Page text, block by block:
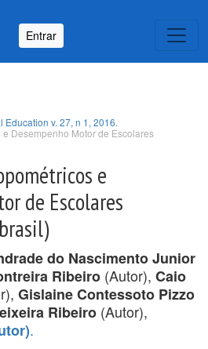
Entrar
Education v. 27, n 1, 2016.
Desempenho Motor de Escolares
e
de Escolares
do Nascimento Junior
Ribeiro (Autor), Caio
Gislaine Contessoto Pizzo
Ribeiro (Autor),
.